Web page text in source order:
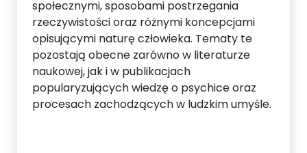
społecznymi, sposobami postrzegania
rzeczywistości oraz różnymi koncepcjami
opisującymi naturę człowieka. Tematy te
pozostają obecne zarówno w literaturze
naukowej, jak i w publikacjach
popularyzujących wiedzę o psychice oraz
procesach zachodzących w ludzkim umyśle.